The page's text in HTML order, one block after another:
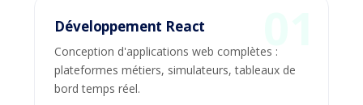
Développement React
Conception d'applications web complètes :
plateformes métiers, simulateurs, tableaux de
bord temps réel.